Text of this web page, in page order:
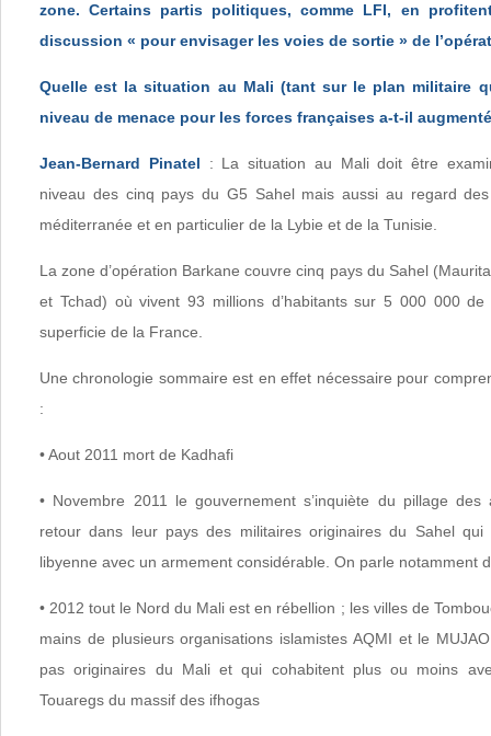
zone. Certains partis politiques, comme LFI, en
discussion « pour envisager les voies de sortie » de
Quelle est la situation au Mali (tant sur le plan militaire
niveau de menace pour les forces françaises a-t-il
Jean-Bernard Pinatel : La situation au Mali doit être
niveau des cinq pays du G5 Sahel mais aussi au regard
méditerranée et en particulier de la Lybie et de la Tunisie.
La zone d’opération Barkane couvre cinq pays du Sahel
et Tchad) où vivent 93 millions d’habitants sur 5 000 000
superficie de la France.
Une chronologie sommaire est en effet nécessaire pour
:
• Aout 2011 mort de Kadhafi
• Novembre 2011 le gouvernement s’inquiète du pillage
retour dans leur pays des militaires originaires du Sahel qui
libyenne avec un armement considérable. On parle notamment
• 2012 tout le Nord du Mali est en rébellion ; les villes de
mains de plusieurs organisations islamistes AQMI et le
pas originaires du Mali et qui cohabitent plus ou moins
Touaregs du massif des ifhogas